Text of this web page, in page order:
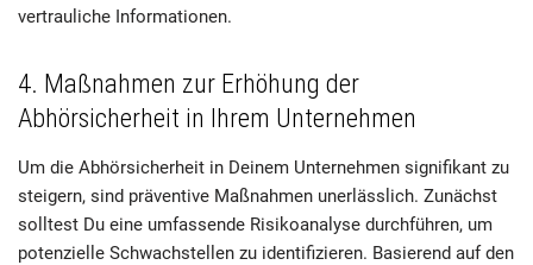
vertrauliche Informationen.
4. Maßnahmen zur Erhöhung der
Abhörsicherheit in Ihrem Unternehmen
Um die Abhörsicherheit in Deinem Unternehmen signifikant zu
steigern, sind präventive Maßnahmen unerlässlich. Zunächst
solltest Du eine umfassende Risikoanalyse durchführen, um
potenzielle Schwachstellen zu identifizieren. Basierend auf den